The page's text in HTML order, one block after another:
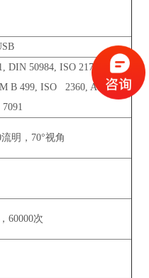
DIN 50984, ISO 2178, BS 54
B 499, ISO 2360, ASTM D
明，70°视角
60000次